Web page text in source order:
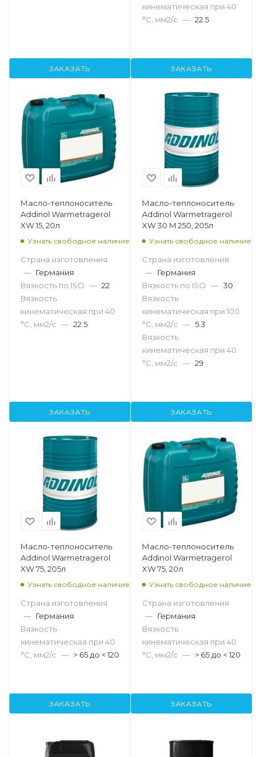
ЗАКАЗАТЬ
кинематическая при 40
°С, мм2/с — 22.5
ЗАКАЗАТЬ
Масло-теплоноситель
Addinol Warmetragerol
XW 15, 20л
Узнать свободное наличие
Страна изготовления
— Германия
Вязкость по ISO — 22
Вязкость
кинематическая при 40
°С, мм2/с — 22.5
ЗАКАЗАТЬ
Масло-теплоноситель
Addinol Warmetragerol
XW 30 M 250, 205л
Узнать свободное наличие
Страна изготовления
— Германия
Вязкость по ISO — 30
Вязкость
кинематическая при 100
°С, мм2/с — 5.3
Вязкость
кинематическая при 40
°С, мм2/с — 29
ЗАКАЗАТЬ
Масло-теплоноситель
Addinol Warmetragerol
XW 75, 205л
Узнать свободное наличие
Страна изготовления
— Германия
Вязкость
кинематическая при 40
°С, мм2/с — > 65 до < 120
ЗАКАЗАТЬ
Масло-теплоноситель
Addinol Warmetragerol
XW 75, 20л
Узнать свободное наличие
Страна изготовления
— Германия
Вязкость
кинематическая при 40
°С, мм2/с — > 65 до < 120
ЗАКАЗАТЬ